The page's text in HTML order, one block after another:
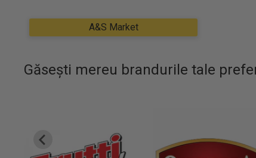
Găsești mereu brandurile tale